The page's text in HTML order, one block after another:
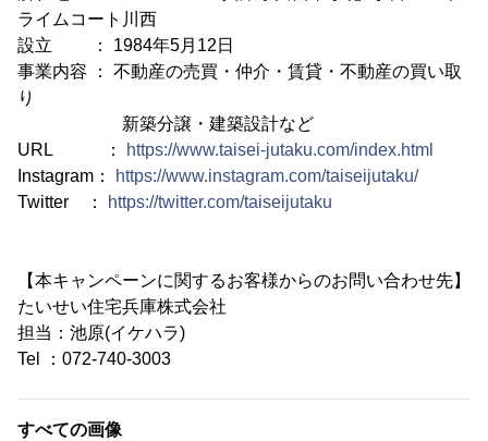
ライムコート川西
設立 ： 1984年5月12日
事業内容 ： 不動産の売買・仲介・賃貸・不動産の買い取
り
新築分譲・建築設計など
URL ：
https://www.taisei-jutaku.com/index.html
Instagram：
https://www.instagram.com/taiseijutaku/
Twitter ：
https://twitter.com/taiseijutaku
【本キャンペーンに関するお客様からのお問い合わせ先】
たいせい住宅兵庫株式会社
担当：池原(イケハラ)
Tel ：072-740-3003
すべての画像